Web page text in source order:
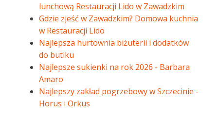
lunchową Restauracji Lido w Zawadzkim
Gdzie zjeść w Zawadzkim? Domowa kuchnia
w Restauracji Lido
Najlepsza hurtownia biżuterii i dodatków
do butiku
Najlepsze sukienki na rok 2026 - Barbara
Amaro
Najlepszy zakład pogrzebowy w Szczecinie -
Horus i Orkus